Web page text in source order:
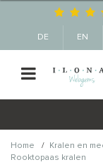
DE EN
Home / Kralen en
Rooktopaas kralen